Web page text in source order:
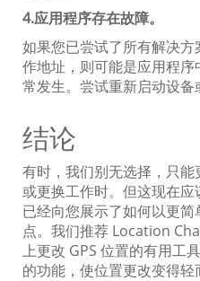
4.应用程序存在故障。
如果您已尝试了所有解决
作地址，则可能是应用程
常发生。尝试重新启动设备
结论
有时，我们别无选择，只
或更换工作时。但这现在
已经向您展示了如何以更
点。我们推荐 Location
上更改 GPS 位置的有用工
的功能，使位置​​更改变得轻